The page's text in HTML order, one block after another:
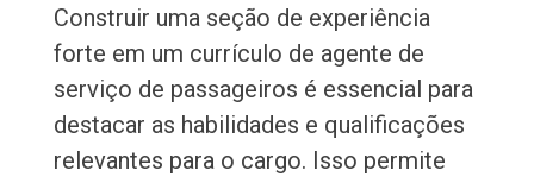
Construir uma seção de experiência
forte em um currículo de agente de
serviço de passageiros é essencial para
destacar as habilidades e qualificações
relevantes para o cargo. Isso permite